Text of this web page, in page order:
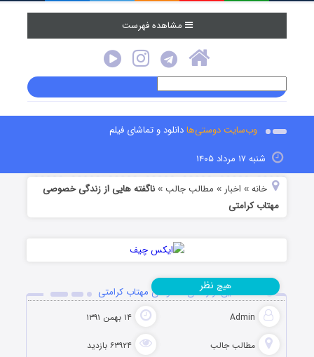
مشاهده فهرست
وب‌سایت دوستی‌هادانلود و تماشای فیلم
شنبه ۱۷ مرداد ۱۴۰۵
خانه » اخبار » مطالب جالب »ناگفته هایی از زندگی خصوصی
مهتاب کرامتی
ناگفته هایی از زندگی خصوصی مهتاب کرامتی
Admin ۱۴ بهمن ۱۳۹۱
مطالب جالب ۶۳۹۲۴ بازدید
هیچ نظر